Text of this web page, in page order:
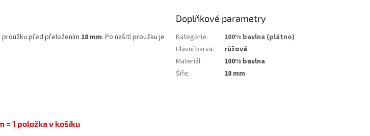
před přeložením 18 mm. Po našití proužku je
= 1 položka v košíku
Doplňkové parametry
Kategorie:
100% bavlna (plátno)
Hlavní barva:
růžová
Materiál:
100% bavlna
Šíře: 18 mm